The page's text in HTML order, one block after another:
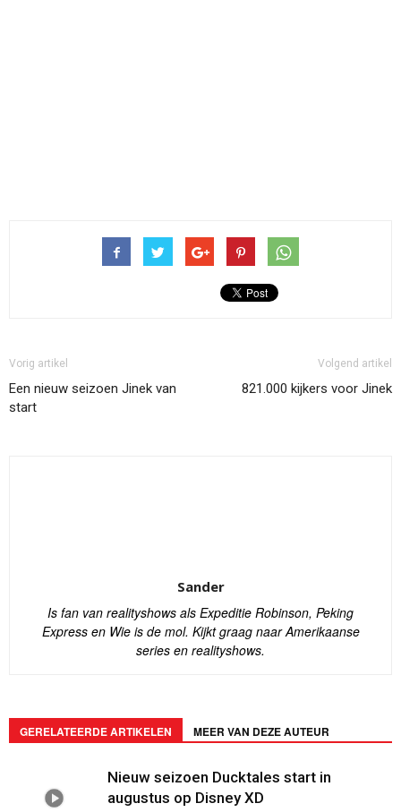
Vorig artikel
Een nieuw seizoen Jinek van
start
Volgend artikel
821.000 kijkers voor Jinek
Sander
Is fan van realityshows als Expeditie Robinson, Peking
Express en Wie is de mol. Kijkt graag naar Amerikaanse
series en realityshows.
GERELATEERDE ARTIKELEN MEER VAN DEZE AUTEUR
Nieuw seizoen Ducktales start in
augustus op Disney XD